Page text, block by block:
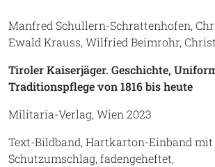
Manfred Schullern-Schrattenhofen,
Ewald Krauss, Wilfried Beimrohr,
Tiroler Kaiserjäger. Geschichte,
Traditionspflege von 1816 bis heute
Militaria-Verlag, Wien 2023
Text-Bildband, Hartkarton-Einband mit
Schutzumschlag, fadengeheftet,